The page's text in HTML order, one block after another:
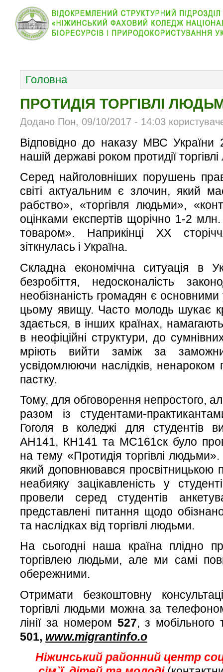
Головна
ПРОТИДІЯ ТОРГІВЛІ
Додано Пон, 09/10/2017 - 14:03
Відповідно до наказу МВС України
нашій державі роком протидії
Серед найголовніших порушень
світі актуальним є злочин, який
рабство», «торгівля людьми»,
оцінками експертів щорічно 1-2
товаром». Наприкінці ХХ
зіткнулась і Україна.
Складна економічна ситуація в
безробіття, недосконалість
необізнаність громадян є
цьому явищу. Часто молодь шукає
здається, в інших країнах,
в неофіційні структури, до
мріють вийти заміж за
усвідомлюючи наслідків, ненароком
пастку.
Тому, для обговорення непростого,
разом із студентами-
Гоголя в коледжі для студентів
АН141, КН141 та МС161ск було
на тему «Протидія торгівлі
який доповнювався просвітницькою
неабияку зацікавленість у
провели серед студентів
представлені питання щодо
та наслідках від торгівлі людьми.
На сьогодні наша країна плідно
торгівлею людьми, але ми самі
обережними.
Отримати безкоштовну
торгівлі людьми можна за
лінії за номером 527, з
501, www.migrantinfo.o
Ніжинський районний центр